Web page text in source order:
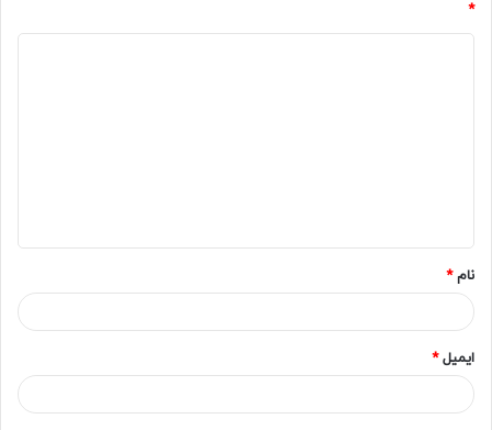
*
*
نام*
ایمیل*